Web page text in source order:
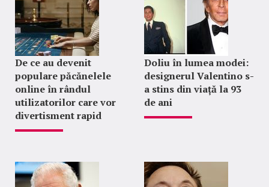
De ce au devenit
populare păcănelele
online în rândul
utilizatorilor care vor
divertisment rapid
Doliu în lumea modei:
designerul Valentino s-
a stins din viață la 93
de ani